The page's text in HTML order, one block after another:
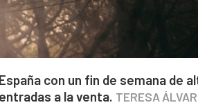
con un fin de semana de
a la venta. TERESA